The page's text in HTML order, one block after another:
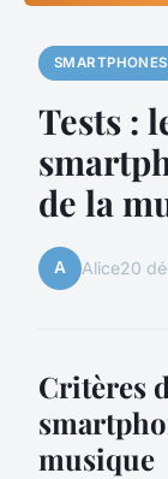
SMARTPHONES
Tests :
de la
A Alice20
Critères
musique